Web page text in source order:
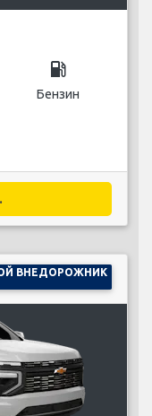
local_gas_station
Бензин
ВНЕДОРОЖНИК